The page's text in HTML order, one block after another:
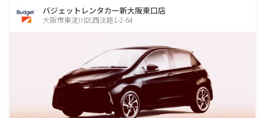
バジェットレンタカー新大阪東口店
大阪市東淀川区西淡路1-2-64